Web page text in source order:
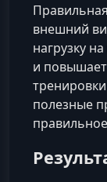
внешний
нагрузку
и
полезные